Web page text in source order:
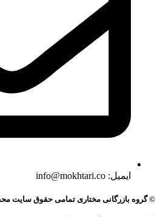
ایمیل: info@mokhtari.co
© گروه بازرگانی مختاری تمامی حقوق سایت